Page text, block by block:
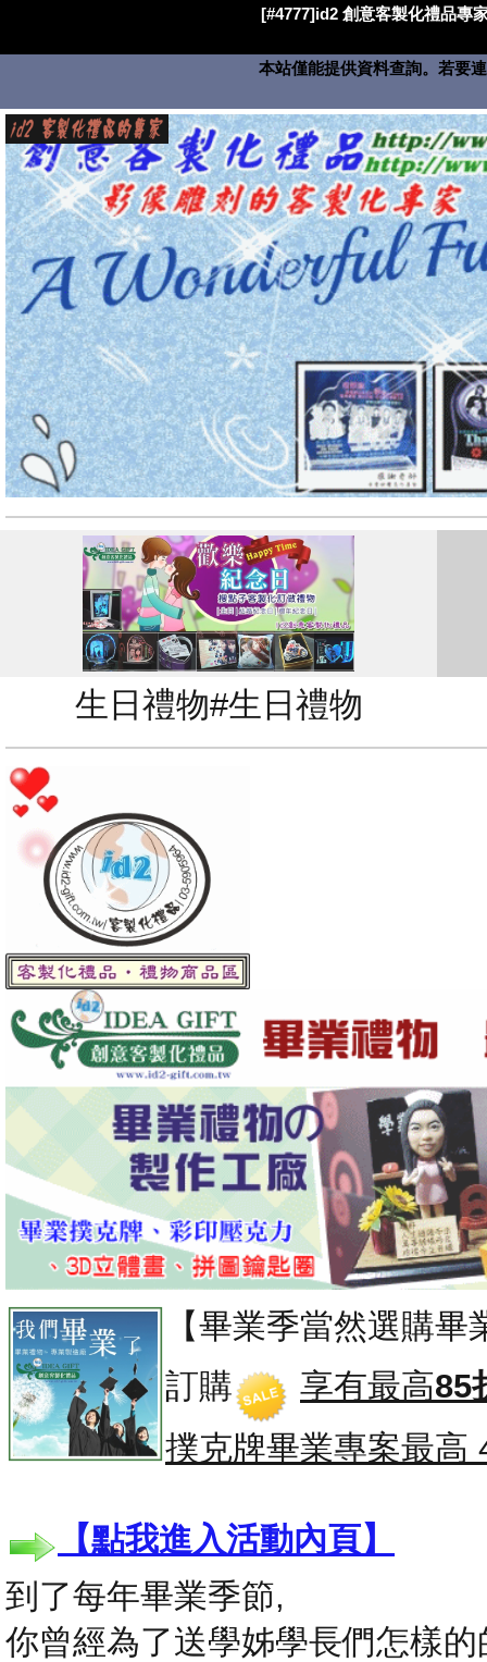
[#4777]id2 創意客製化禮品專
本站僅能提供資料查詢。若要
生日禮物#生日禮物
【畢業季當然選購
訂購
享有最高85
撲克牌畢業專案最高
【點我進入活動內頁】
到了每年畢業季節,
你曾經為了送學姊學長們怎樣